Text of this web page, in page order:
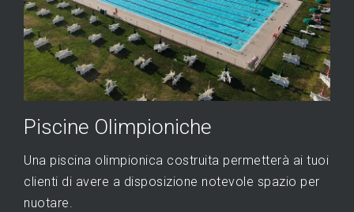
Piscine Olimpioniche
Una piscina olimpionica costruita permetterà ai tuoi
clienti di avere a disposizione notevole spazio per
nuotare.